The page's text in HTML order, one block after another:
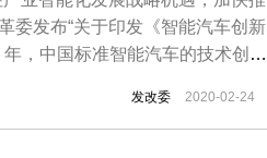
委发布“关于印发《智能汽车创新
，中国标准智能汽车的技术创
现高度自动驾驶的智能汽车在特
发改委 2020-02-24